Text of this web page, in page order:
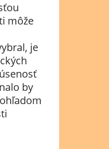
môže
je
by